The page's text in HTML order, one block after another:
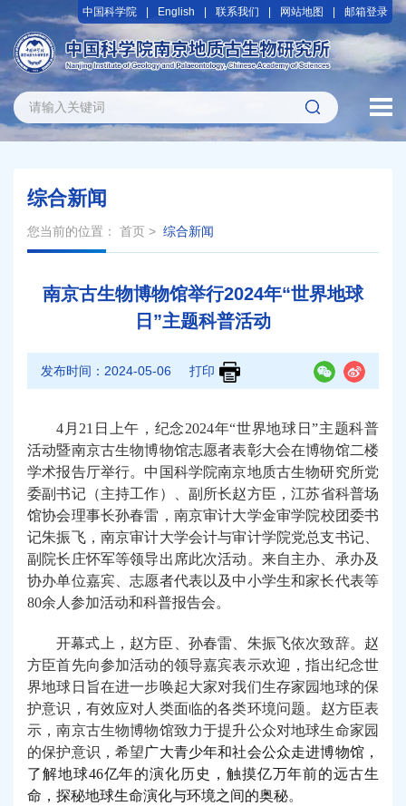
中国科学院 English 联系我们 网站地图 邮箱登录
综合新闻
您当前的位置： 首页 > 综合新闻
南京古生物博物馆举行2024年“世界地球
日”主题科普活动
发布时间： 2024-05-06 打印
4 月 21日上午，纪念2024年“世界地球日”主题科普
活动暨南京古生物博物馆志愿者表彰大会在博物馆二楼
学术报告厅举行。 中国科学院南京地质古生物研究所党
委副书记（主持工作）、副所长赵方臣 ，江苏省科普场
馆协会理事长孙春雷 ， 南京审计大学金审学院校团委书
记朱振飞， 南京审计大学会计与审计学院党总支书记、
副院长庄怀军等领导出席此次活动。 来自主办、承办及
协办单位嘉宾、志愿者代表以及中小学生和家长代表等
80余人参加活动和科普报告会。
开幕式上，赵方臣 孙春雷 朱振飞依次致辞。赵
方臣首先向参加活动的领导嘉宾表示欢迎 ，指出纪念世
界地球日旨在进一步唤起大家对我们生存家园地球的保
护意识，有效应对人类面临的各类环境问题。 赵方臣表
示，南京古生物博物馆致力于提升公众对地球生命家园
的保护意识 ，希望广大青少年和社会公众走进博物馆，
了解地球46亿年的演化历史，触摸亿万年前的远古生
命，探秘地球生命演化与环境之间的奥秘。